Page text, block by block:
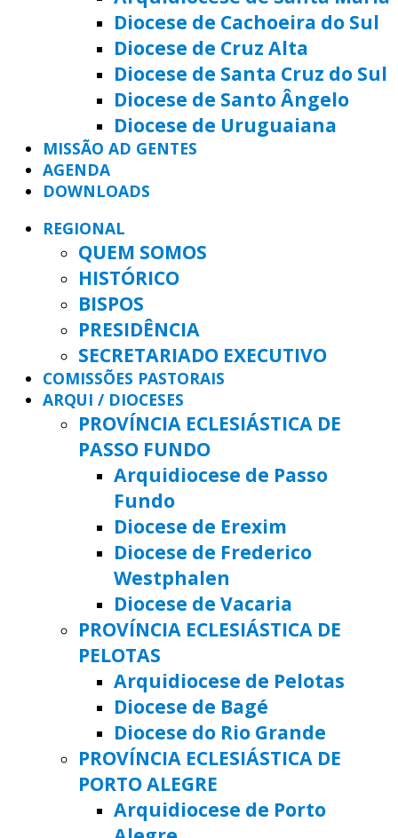
Diocese de Cachoeira do Sul
Diocese de Cruz Alta
Diocese de Santa Cruz do Sul
Diocese de Santo Ângelo
Diocese de Uruguaiana
MISSÃO AD GENTES
AGENDA
DOWNLOADS
REGIONAL
QUEM SOMOS
HISTÓRICO
BISPOS
PRESIDÊNCIA
SECRETARIADO EXECUTIVO
COMISSÕES PASTORAIS
ARQUI / DIOCESES
PROVÍNCIA ECLESIÁSTICA DE
PASSO FUNDO
Arquidiocese de Passo
Fundo
Diocese de Erexim
Diocese de Frederico
Westphalen
Diocese de Vacaria
PROVÍNCIA ECLESIÁSTICA DE
PELOTAS
Arquidiocese de Pelotas
Diocese de Bagé
Diocese do Rio Grande
PROVÍNCIA ECLESIÁSTICA DE
PORTO ALEGRE
Arquidiocese de Porto